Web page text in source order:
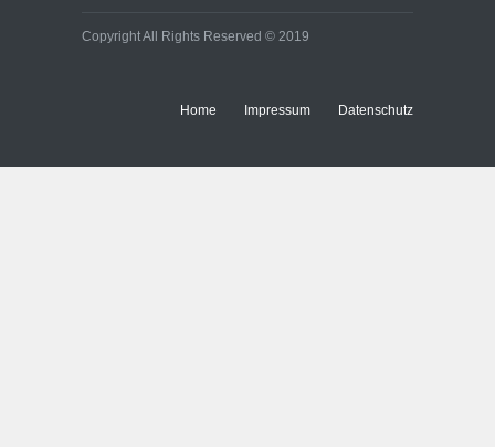
Copyright All Rights Reserved © 2019
Home Impressum Datenschutz